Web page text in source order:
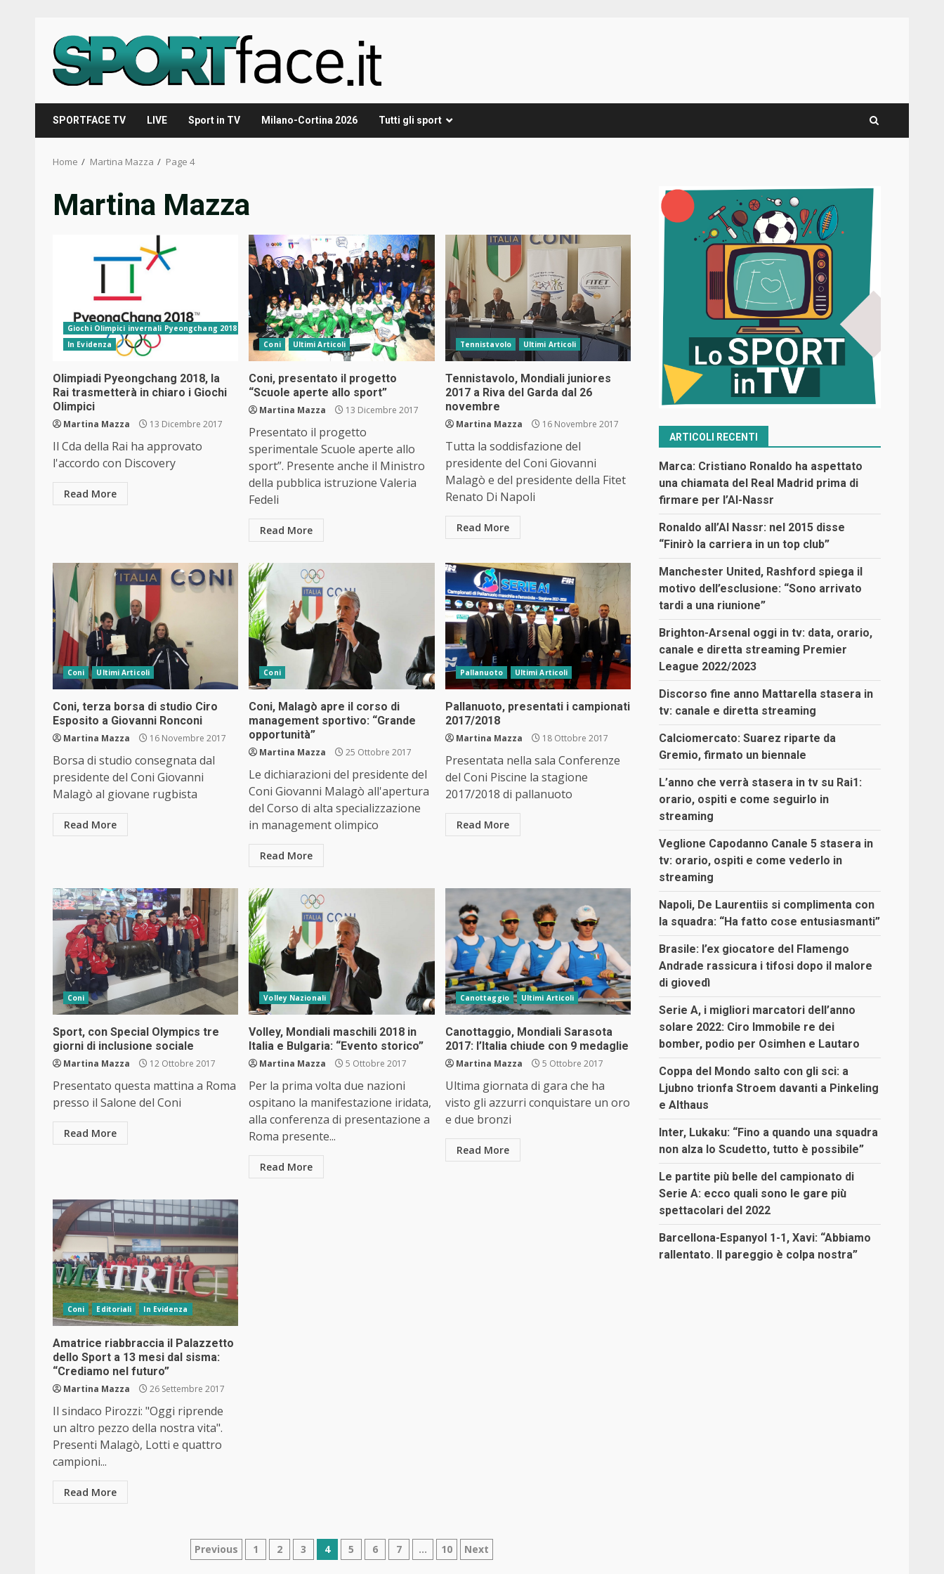
content
SPORTFACE TV LIVE Sport in TV Milano-Cortina 2026 Tutti gli sport
Home Martina Mazza Page 4
Martina Mazza
Giochi Olimpici invernali Pyeongchang 2018
In Evidenza
Olimpiadi Pyeongchang 2018, la
Rai trasmetterà in chiaro i Giochi
Olimpici
Martina Mazza 13 Dicembre 2017
Il Cda della Rai ha approvato
l'accordo con Discovery
Read More
Coni Ultimi Articoli
Coni, presentato il progetto
“Scuole aperte allo sport”
Martina Mazza 13 Dicembre 2017
Presentato il progetto
sperimentale Scuole aperte allo
sport”. Presente anche il Ministro
della pubblica istruzione Valeria
Fedeli
Read More
Tennistavolo Ultimi Articoli
Tennistavolo, Mondiali juniores
2017 a Riva del Garda dal 26
novembre
Martina Mazza 16 Novembre 2017
Tutta la soddisfazione del
presidente del Coni Giovanni
Malagò e del presidente della Fitet
Renato Di Napoli
Read More
Coni Ultimi Articoli
Coni, terza borsa di studio Ciro
Esposito a Giovanni Ronconi
Martina Mazza 16 Novembre 2017
Borsa di studio consegnata dal
presidente del Coni Giovanni
Malagò al giovane rugbista
Read More
Coni
Coni, Malagò apre il corso di
management sportivo: “Grande
opportunità”
Martina Mazza 25 Ottobre 2017
Le dichiarazioni del presidente del
Coni Giovanni Malagò all'apertura
del Corso di alta specializzazione
in management olimpico
Read More
Pallanuoto Ultimi Articoli
Pallanuoto, presentati i campionati
2017/2018
Martina Mazza 18 Ottobre 2017
Presentata nella sala Conferenze
del Coni Piscine la stagione
2017/2018 di pallanuoto
Read More
Coni
Sport, con Special Olympics tre
giorni di inclusione sociale
Martina Mazza 12 Ottobre 2017
Presentato questa mattina a Roma
presso il Salone del Coni
Read More
Volley Nazionali
Volley, Mondiali maschili 2018 in
Italia e Bulgaria: “Evento storico”
Martina Mazza 5 Ottobre 2017
Per la prima volta due nazioni
ospitano la manifestazione iridata,
alla conferenza di presentazione a
Roma presente...
Read More
Canottaggio Ultimi Articoli
Canottaggio, Mondiali Sarasota
2017: l’Italia chiude con 9 medaglie
Martina Mazza 5 Ottobre 2017
Ultima giornata di gara che ha
visto gli azzurri conquistare un oro
e due bronzi
Read More
Coni Editoriali In Evidenza
Amatrice riabbraccia il Palazzetto
dello Sport a 13 mesi dal sisma:
“Crediamo nel futuro”
Martina Mazza 26 Settembre 2017
Il sindaco Pirozzi: "Oggi riprende
un altro pezzo della nostra vita".
Presenti Malagò, Lotti e quattro
campioni...
Read More
Navigazione
Previous 1 2 3 4 5 6 7 … 10 Next
ARTICOLI RECENTI
Marca: Cristiano Ronaldo ha aspettato
una chiamata del Real Madrid prima di
firmare per l’Al-Nassr
Ronaldo all’Al Nassr: nel 2015 disse
“Finirò la carriera in un top club”
Manchester United, Rashford spiega il
motivo dell’esclusione: “Sono arrivato
tardi a una riunione”
Brighton-Arsenal oggi in tv: data, orario,
canale e diretta streaming Premier
League 2022/2023
Discorso fine anno Mattarella stasera in
tv: canale e diretta streaming
Calciomercato: Suarez riparte da
Gremio, firmato un biennale
L’anno che verrà stasera in tv su Rai1:
orario, ospiti e come seguirlo in
streaming
Veglione Capodanno Canale 5 stasera in
tv: orario, ospiti e come vederlo in
streaming
Napoli, De Laurentiis si complimenta con
la squadra: “Ha fatto cose entusiasmanti”
Brasile: l’ex giocatore del Flamengo
Andrade rassicura i tifosi dopo il malore
di giovedì
Serie A, i migliori marcatori dell’anno
solare 2022: Ciro Immobile re dei
bomber, podio per Osimhen e Lautaro
Coppa del Mondo salto con gli sci: a
Ljubno trionfa Stroem davanti a Pinkeling
e Althaus
Inter, Lukaku: “Fino a quando una squadra
non alza lo Scudetto, tutto è possibile”
Le partite più belle del campionato di
Serie A: ecco quali sono le gare più
spettacolari del 2022
Barcellona-Espanyol 1-1, Xavi: “Abbiamo
rallentato. Il pareggio è colpa nostra”